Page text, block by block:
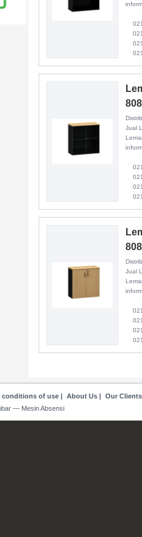
021
021
021
Jual
021
021
021
Jual
021
021
021
conditions of use| About Us| Our Clients
— Mesin Absensi